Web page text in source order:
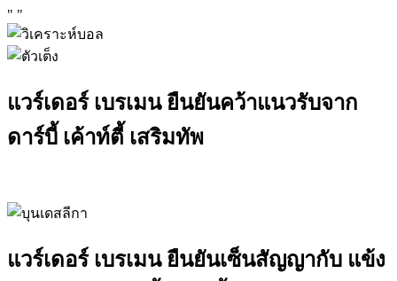
" "
แวร์เดอร์ เบรเมน ยืนยันคว้าแนวรับจาก
ดาร์บี้ เค้าท์ตี้ เสริมทัพ
แวร์เดอร์ เบรเมน ยืนยันเซ็นสัญญากับ แข้ง